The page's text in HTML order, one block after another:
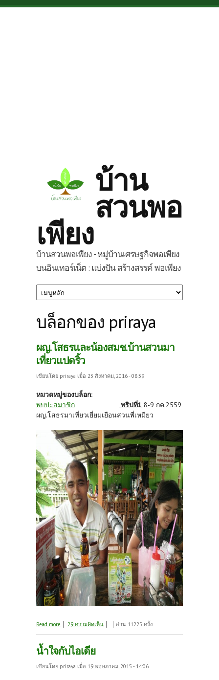
Skip to main content
บ้าน
สวนพอ
เพียง
บ้านสวนพอเพียง - หมู่บ้านเศรษฐกิจพอเพียง
บนอินเทอร์เน็ต : แบ่งปัน สร้างสรรค์ พอเพียง
บล็อกของ priraya
ผญ.โสธรและน้องสมช.บ้านสวนมา
เที่ยวแปดริ้ว
เขียนโดย priraya เมื่อ 23 สิงหาคม, 2016 - 08:39
หมวดหมู่ของบล็อก:
พบปะสมาชิก
ทริปที่1 8-9 กค.2559
ผญ.โสธรมาเที่ยวเยี่ยมเยือนสวนพี่เหมียว
Read more about ผญ.โสธรและน้องสมช.บ้านสวนมาเที่ยวแปดริ้ว
29 ความคิดเห็น อ่าน 11225 ครั้ง
น้ำใจกับไอเดีย
เขียนโดย priraya เมื่อ 19 พฤษภาคม, 2015 - 14:06